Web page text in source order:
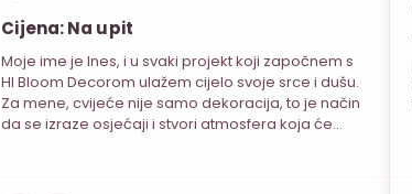
Cijena: Na upit
Moje ime je Ines, i u svaki projekt koji započnem s
HI Bloom Decorom ulažem cijelo svoje srce i dušu.
Za mene, cvijeće nije samo dekoracija, to je način
da se izraze osjećaji i stvori atmosfera koja će